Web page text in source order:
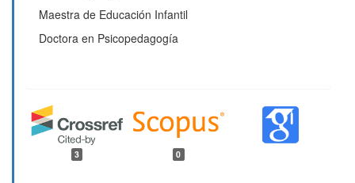
Maestra de Educación Infantil
Doctora en Psicopedagogía
3 0